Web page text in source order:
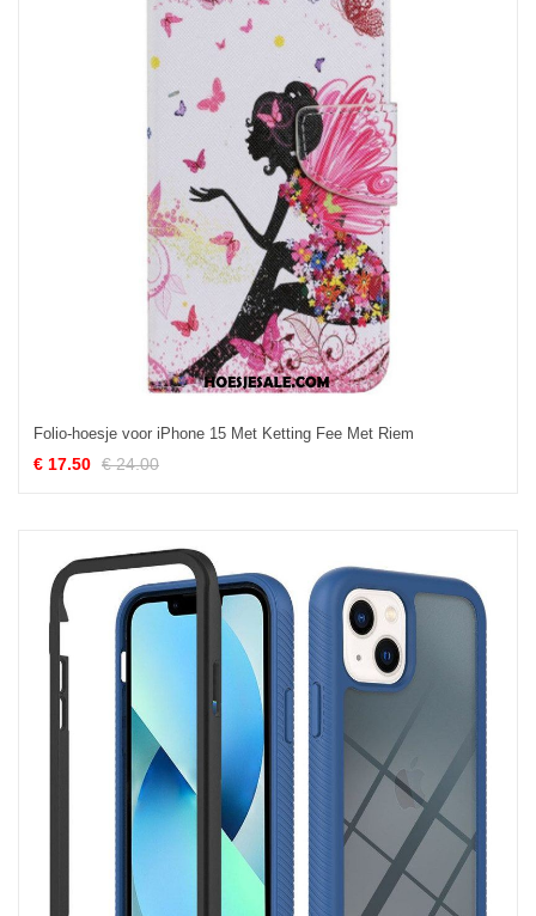
Folio-hoesje voor iPhone 15 Met Ketting Fee Met Riem
€ 17.50 € 24.00